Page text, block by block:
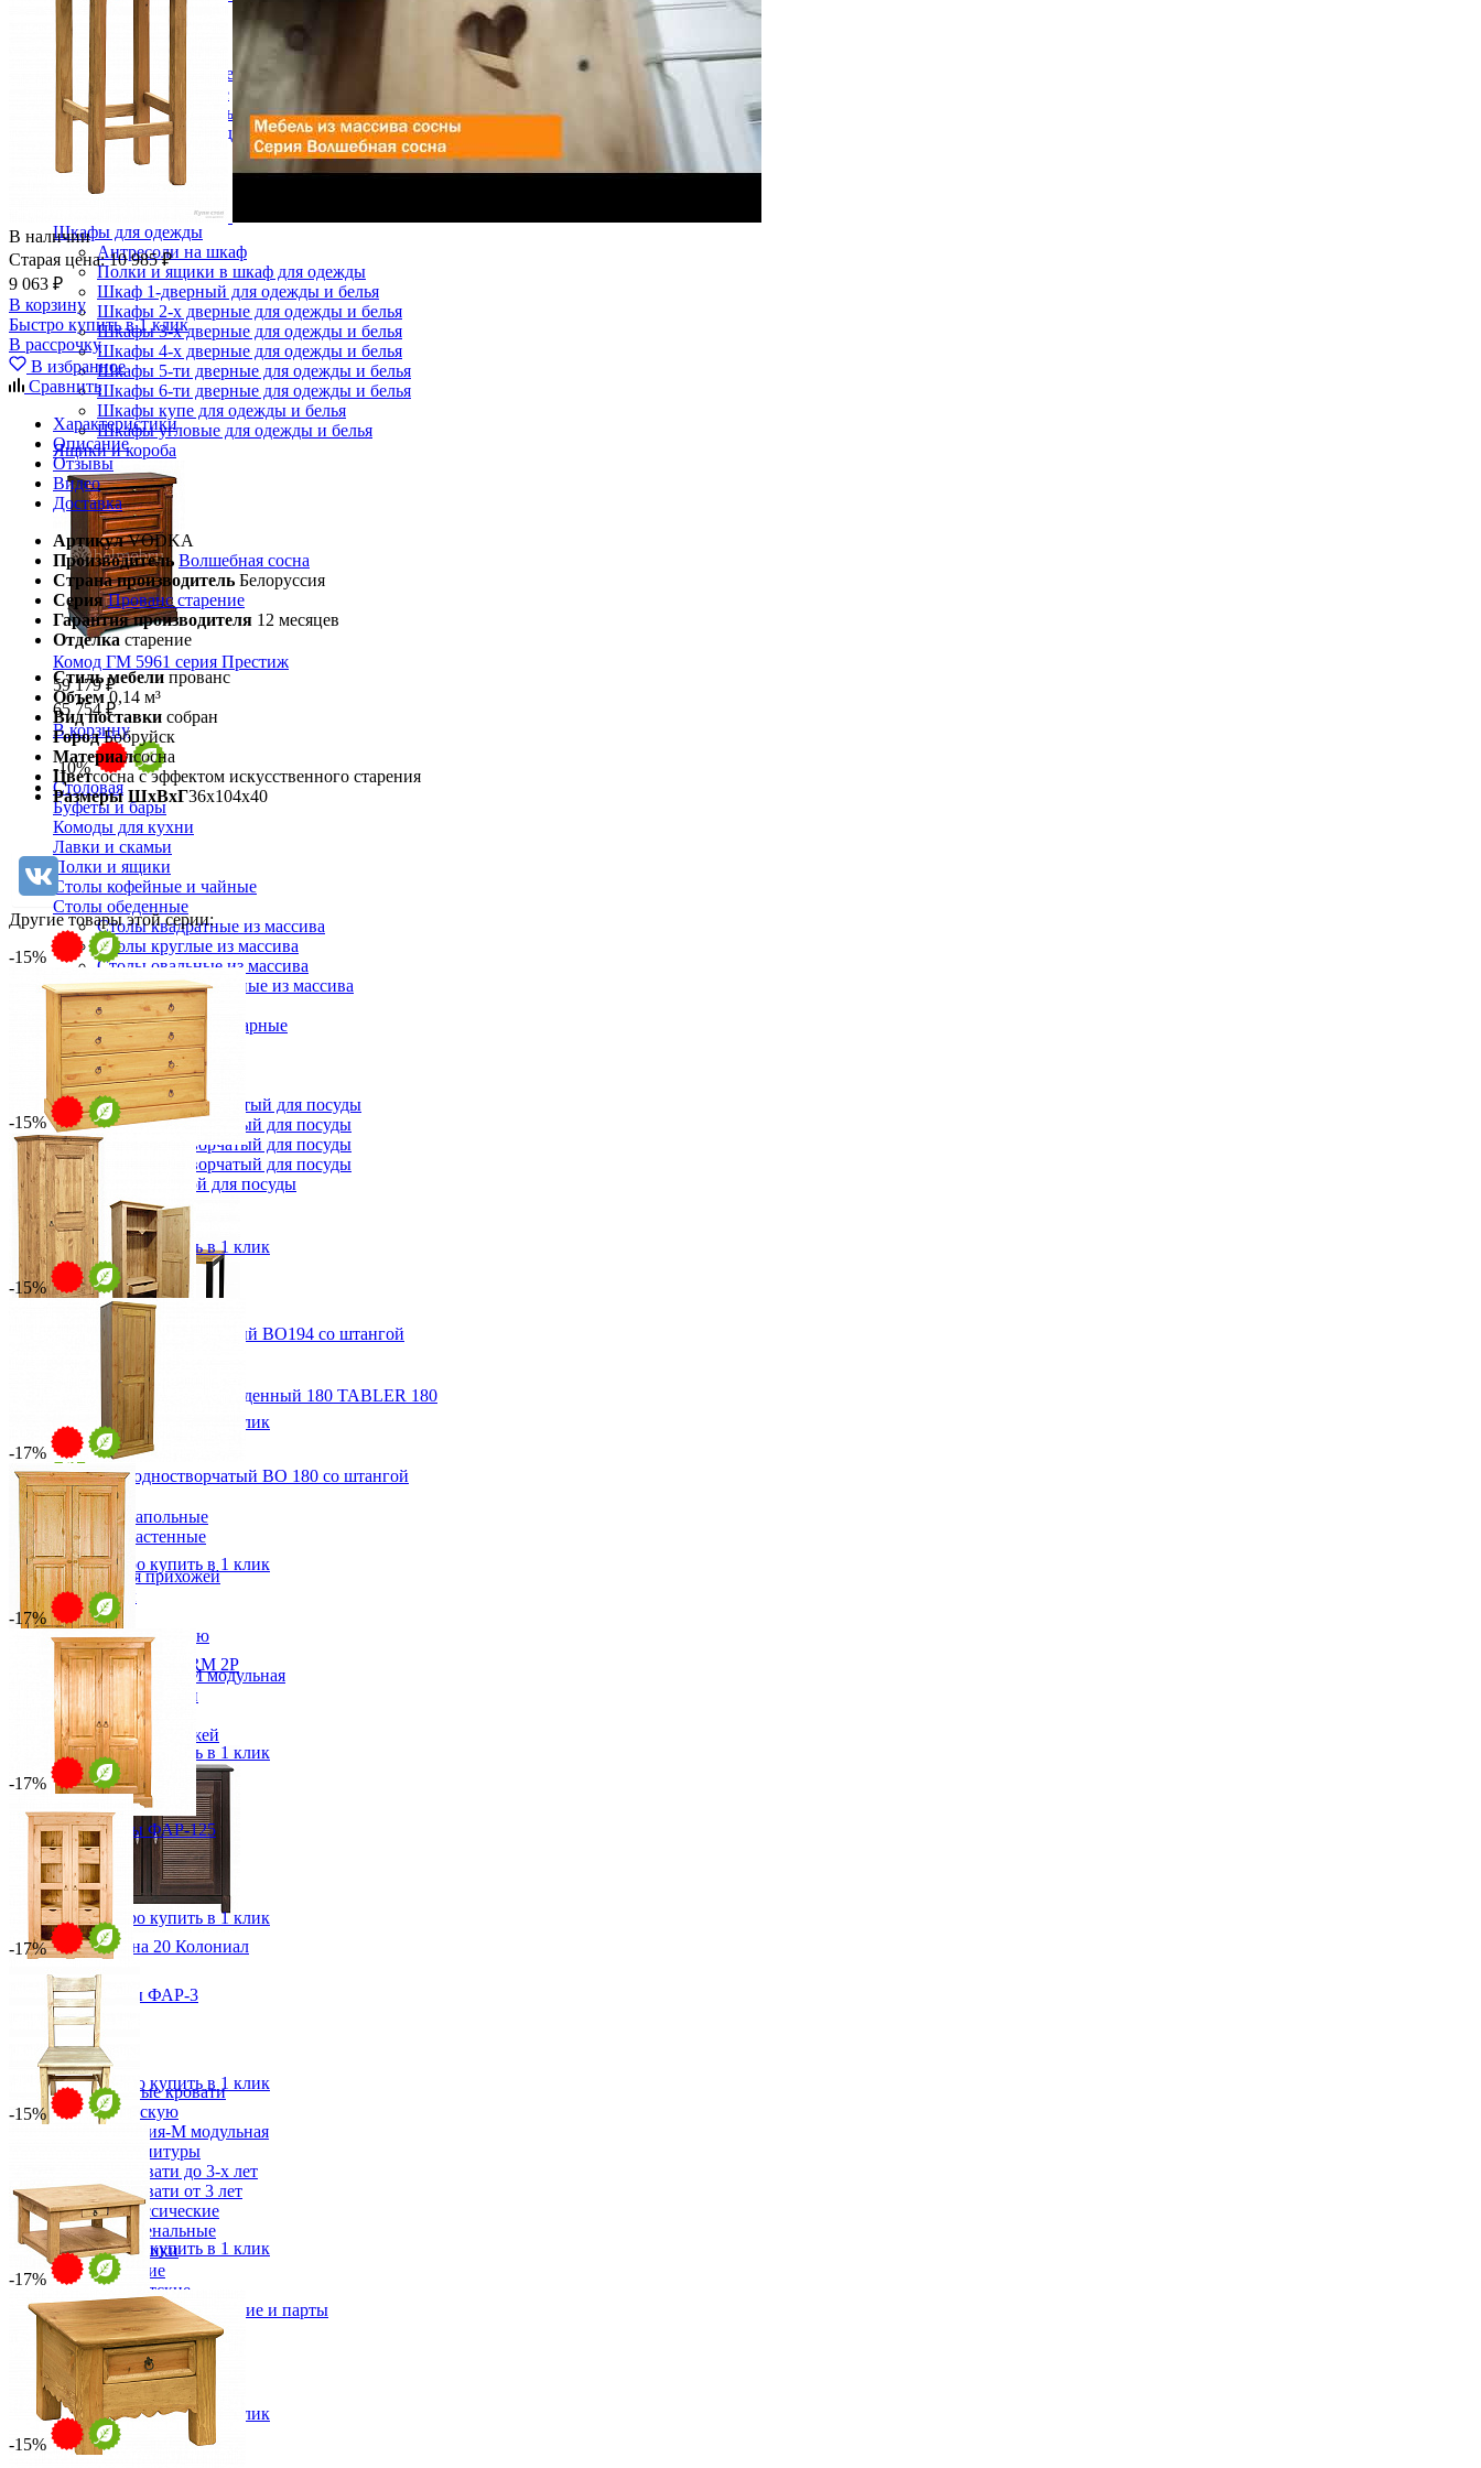
Зеркала
Комоды
Кровати двуспальные
Кровати металлические
Кровати односпальные
Кровати полутороспальные
Решетки и настилы под матрас
Спальные гарнитуры
Тахта
Туалетные столики
Тумбы прикроватные
Шкафы для одежды
Антресоли на шкаф
Полки и ящики в шкаф для одежды
Шкаф 1-дверный для одежды и белья
Шкафы 2-х дверные для одежды и белья
Шкафы 3-х дверные для одежды и белья
Шкафы 4-х дверные для одежды и белья
Шкафы 5-ти дверные для одежды и белья
Шкафы 6-ти дверные для одежды и белья
Шкафы купе для одежды и белья
Шкафы угловые для одежды и белья
Ящики и короба
Комод ГМ 5961 серия Престиж
59 179 ₽
65 754 ₽
В корзину
-10%
Столовая
Буфеты и бары
Комоды для кухни
Лавки и скамьи
Полки и ящики
Столы кофейные и чайные
Столы обеденные
Столы квадратные из массива
Столы круглые из массива
Столы овальные из массива
Столы прямоугольные из массива
Стулья
Стулья барные и столы барные
Сундуки
Табуреты
Шкафы для посуды
Шкаф 1-но створчатый для посуды
Шкаф 2-х створчатый для посуды
Шкаф 3-х створчатый для посуды
Шкаф 4-х створчатый для посуды
Шкаф угловой для посуды
Стол прямоугольный обеденный 180 TABLER 180
28 840 ₽
В корзину
Прихожая
Вешалки напольные
Вешалки настенные
Газетница
Зеркала для прихожей
Ключницы
Консоли
Наборы в прихожую
Обувницы
Прихожая Вилия-М модульная
Скамьи и банкетки
Тумбы и комоды
Шкафы для прихожей
Комод Рауна 20 Колониал
39 390 ₽
В корзину
-30%
Детская
Двухъярусные кровати
Декор в детскую
Детская Вилия-М модульная
Детские гарнитуры
Детские кровати до 3-х лет
Детские кровати от 3 лет
Комоды классические
Комоды пеленальные
Кровати домики
Полки детские
Стеллажи детские
Столы письменные детские и парты
Тумбы для детей
Шведская стенка
Шкафы детские
Ящики и короба
В наличии
Старая цена:10 985 ₽
9 063 ₽
В корзину
Быстро купить в 1 клик
В рассрочку
В избранное
Сравнить
Характеристики
Описание
Отзывы
Видео
Доставка
Артикул VODKA
Производитель Волшебная сосна
Страна производитель Белоруссия
Серия Прованс старение
Гарантия производителя 12 месяцев
Отделка старение
Стиль мебели прованс
Объем 0,14 м³
Вид поставки собран
Город Бобруйск
Материалсосна
Цветсосна с эффектом искусственного старения
Размеры ШхВхГ36x104x40
Другие товары этой серии:
-15%
Комод Аризона-2
от 49 904 ₽
от 58 710 ₽
120х100х48 см
В корзину Быстро купить в 1 клик
-15%
Шкаф для белья одностворчатый ВО194 со штангой
В корзину
Быстро купить в 1 клик
-15%
Шкаф для белья одностворчатый ВО 180 со штангой
от 36 920 ₽
от 43 435 ₽
56х180х40 см
В корзину Быстро купить в 1 клик
-17%
Шкаф для одежды EL ARM 2P
от 49 216 ₽
от 59 656 ₽
134х202х57 см
В корзину Быстро купить в 1 клик
-17%
Шкаф для посуды ФАР-125
от 60 547 ₽
от 73 390 ₽
122х200х58 см
В корзину Быстро купить в 1 клик
-17%
Шкаф для посуды ФАР-3
от 55 350 ₽
от 67 091 ₽
115х205х57 см
В корзину Быстро купить в 1 клик
-17%
от 10 034 ₽
от 12 162 ₽
41х100х41 см
В корзину Быстро купить в 1 клик
-15%
Стол журнальный Сервина
от 26 057 ₽
от 30 655 ₽
88х46х88 см
В корзину
Быстро купить в 1 клик
-17%
-15%